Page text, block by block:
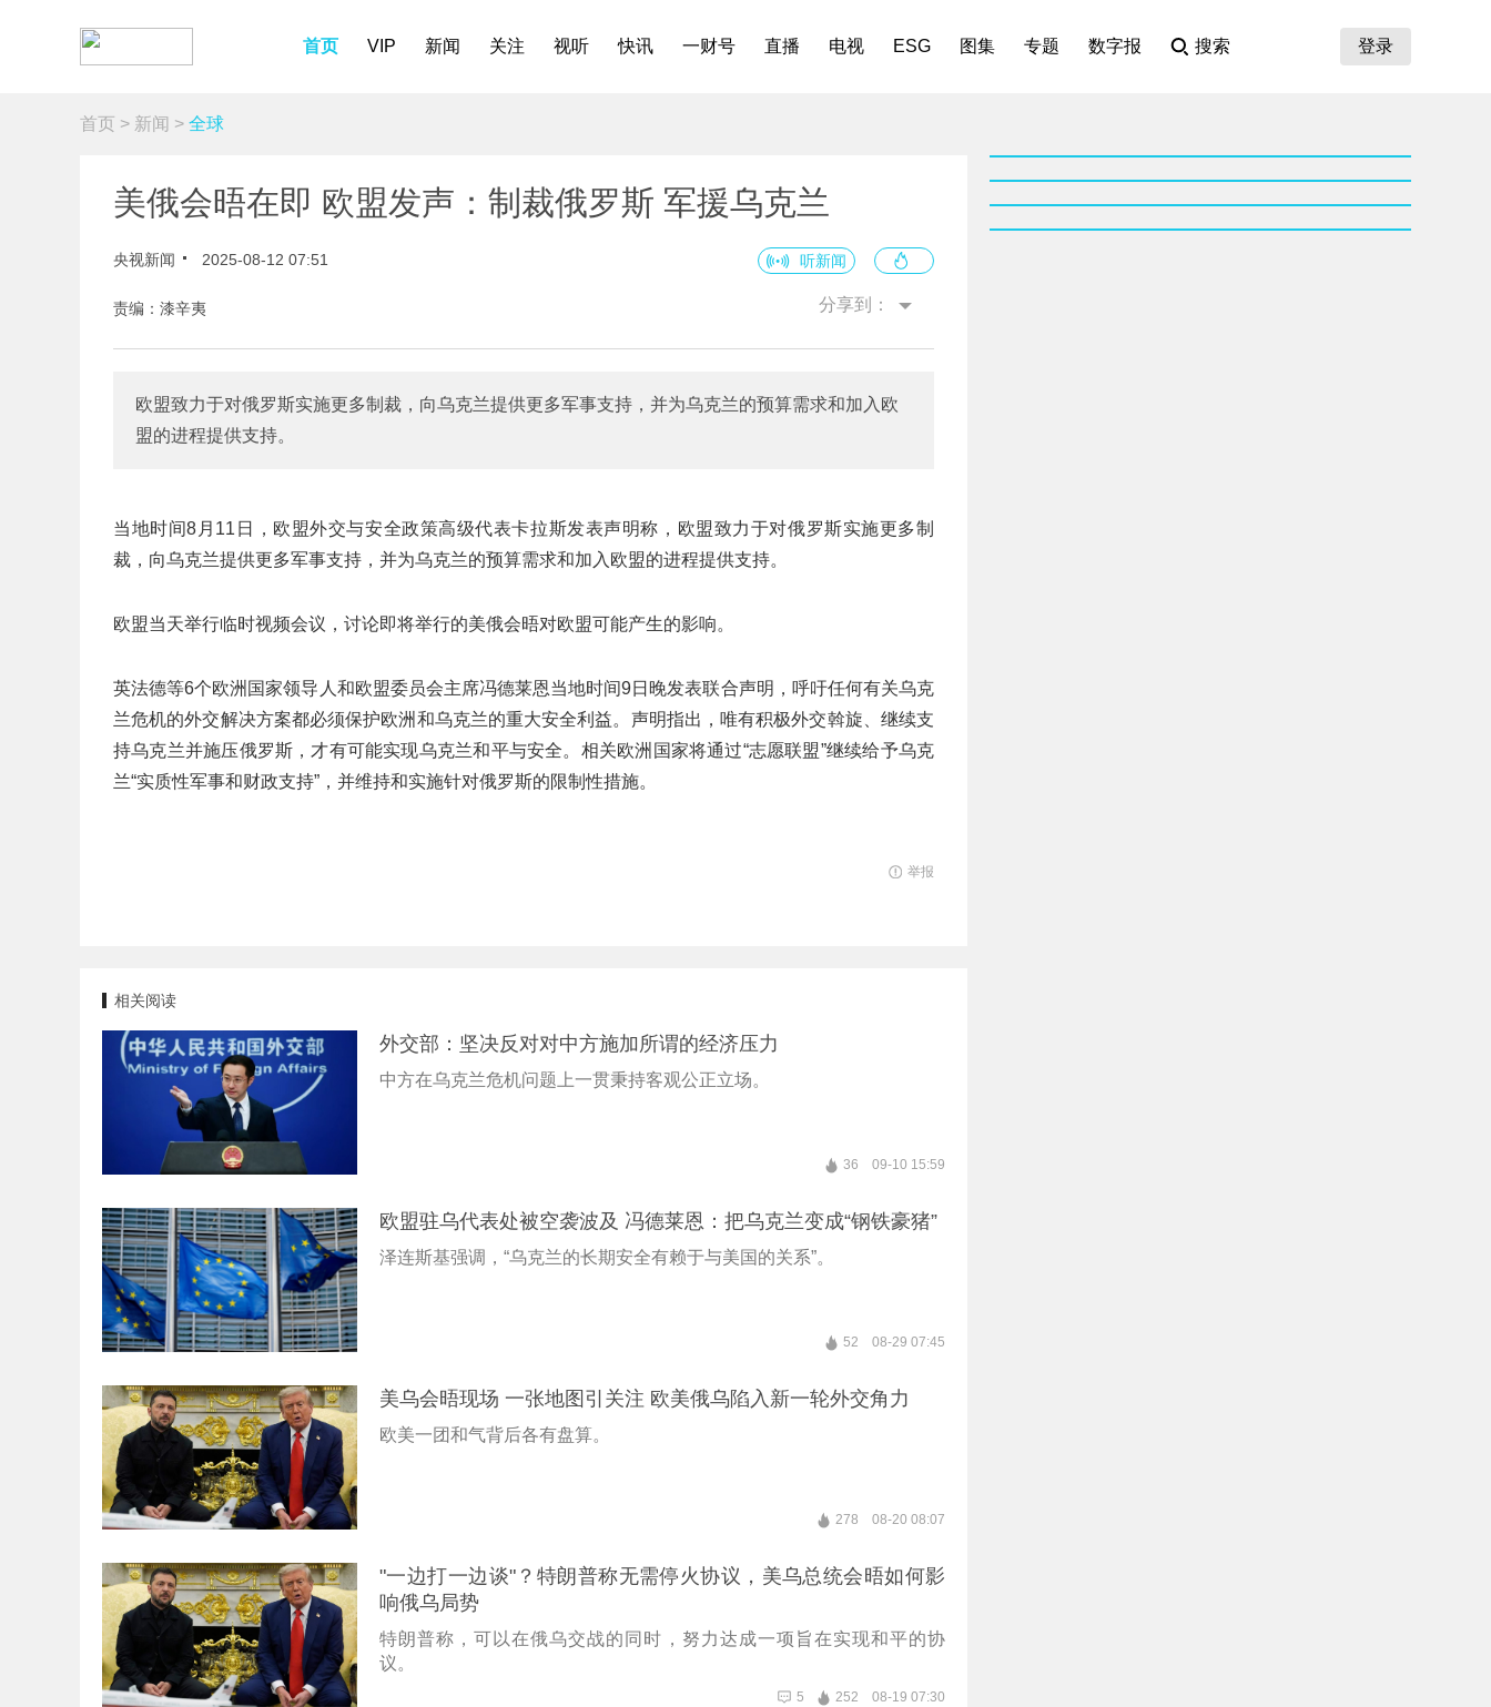
首页 VIP 新闻 关注 视听 快讯 一财号 直播 电视 ESG 图集 专题 数字报 搜索 登录
首页 > 新闻 > 全球
美俄会晤在即 欧盟发声：制裁俄罗斯 军援乌克兰
央视新闻 2025-08-12 07:51 听新闻
责编：漆辛夷 分享到：
欧盟致力于对俄罗斯实施更多制裁，向乌克兰提供更多军事支持，并为乌克兰的预算需求和加入欧
盟的进程提供支持。
当地时间8月11日，欧盟外交与安全政策高级代表卡拉斯发表声明称，欧盟致力于对俄罗斯实施更多制
裁，向乌克兰提供更多军事支持，并为乌克兰的预算需求和加入欧盟的进程提供支持。
欧盟当天举行临时视频会议，讨论即将举行的美俄会晤对欧盟可能产生的影响。
英法德等6个欧洲国家领导人和欧盟委员会主席冯德莱恩当地时间9日晚发表联合声明，呼吁任何有关乌克
兰危机的外交解决方案都必须保护欧洲和乌克兰的重大安全利益。声明指出，唯有积极外交斡旋、继续支
持乌克兰并施压俄罗斯，才有可能实现乌克兰和平与安全。相关欧洲国家将通过“志愿联盟”继续给予乌克
兰“实质性军事和财政支持”，并维持和实施针对俄罗斯的限制性措施。
举报
相关阅读
外交部：坚决反对对中方施加所谓的经济压力
中方在乌克兰危机问题上一贯秉持客观公正立场。
36 09-10 15:59
欧盟驻乌代表处被空袭波及 冯德莱恩：把乌克兰变成“钢铁豪猪”
泽连斯基强调，“乌克兰的长期安全有赖于与美国的关系”。
52 08-29 07:45
美乌会晤现场 一张地图引关注 欧美俄乌陷入新一轮外交角力
欧美一团和气背后各有盘算。
278 08-20 08:07
"一边打一边谈"？特朗普称无需停火协议，美乌总统会晤如何影
响俄乌局势
特朗普称，可以在俄乌交战的同时，努力达成一项旨在实现和平的协
议。
5 252 08-19 07:30